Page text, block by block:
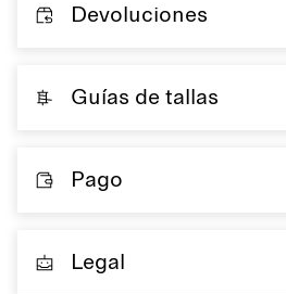
Devoluciones
Guías de tallas
Pago
Legal